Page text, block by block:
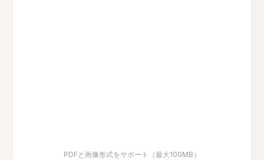
PDFと画像形式をサポート（最大100MB）